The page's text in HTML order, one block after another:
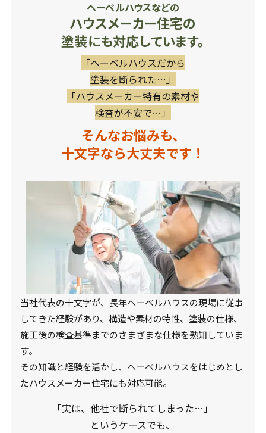
ヘーベルハウスなどの
ハウスメーカー住宅の
塗装にも対応しています。
「ヘーベルハウスだから
塗装を断られた…」
「ハウスメーカー特有の素材や
検査が不安で…」
そんなお悩みも、
十文字なら大丈夫です！
当社代表の十文字が、長年ヘーベルハウスの現場に従事
してきた経験があり、構造や素材の特性、塗装の仕様、
施工後の検査基準までのさまざまな仕様を熟知していま
す。
その知識と経験を活かし、ヘーベルハウスをはじめとし
たハウスメーカー住宅にも対応可能。
「実は、他社で断られてしまった…」
というケースでも、